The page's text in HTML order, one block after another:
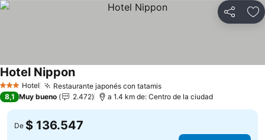
Compartir
3 Estrellas
Hotel Restaurante japonés con tatamisVer precios
Hotel NipponVer precios
8,1 Muy bueno 2.472 a 1.4 km de: Centro de la ciudad
De $ 136.547